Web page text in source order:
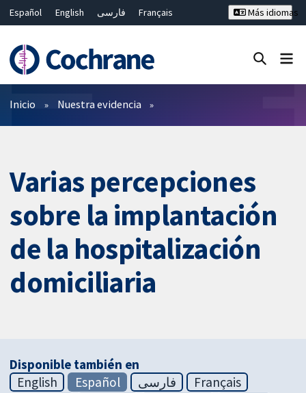
Español English فارسی
Français
Bahasa Malaysia
ไทย 繁體中文
Más idiomas
Filtros
Inicio Nuestra evidencia
Varias percepciones
sobre la implantación
de la hospitalización
domiciliaria
Disponible también en
English
Español فارسی
Français